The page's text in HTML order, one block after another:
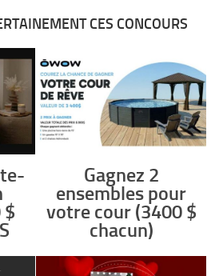
CES CONCOURS
$
Gagnez 2
ensembles pour
votre cour (3400 $
chacun)